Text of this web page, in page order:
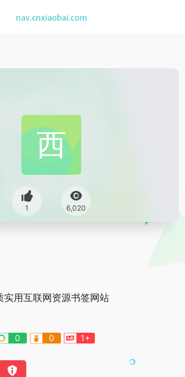
1 6,020
实用互联网资源书签网站
0 0 1+